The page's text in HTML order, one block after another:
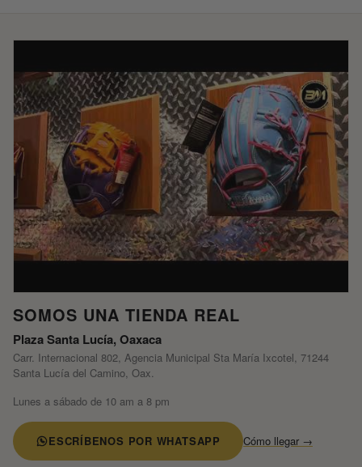
SOMOS UNA TIENDA REAL
Plaza Santa Lucía, Oaxaca
Carr. Internacional 802, Agencia Municipal Sta María Ixcotel, 71244
Santa Lucía del Camino, Oax.
Lunes a sábado de 10 am a 8 pm
ESCRÍBENOS POR WHATSAPP Cómo llegar →